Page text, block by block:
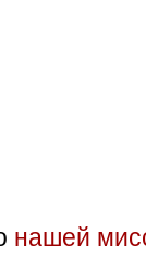
нашей